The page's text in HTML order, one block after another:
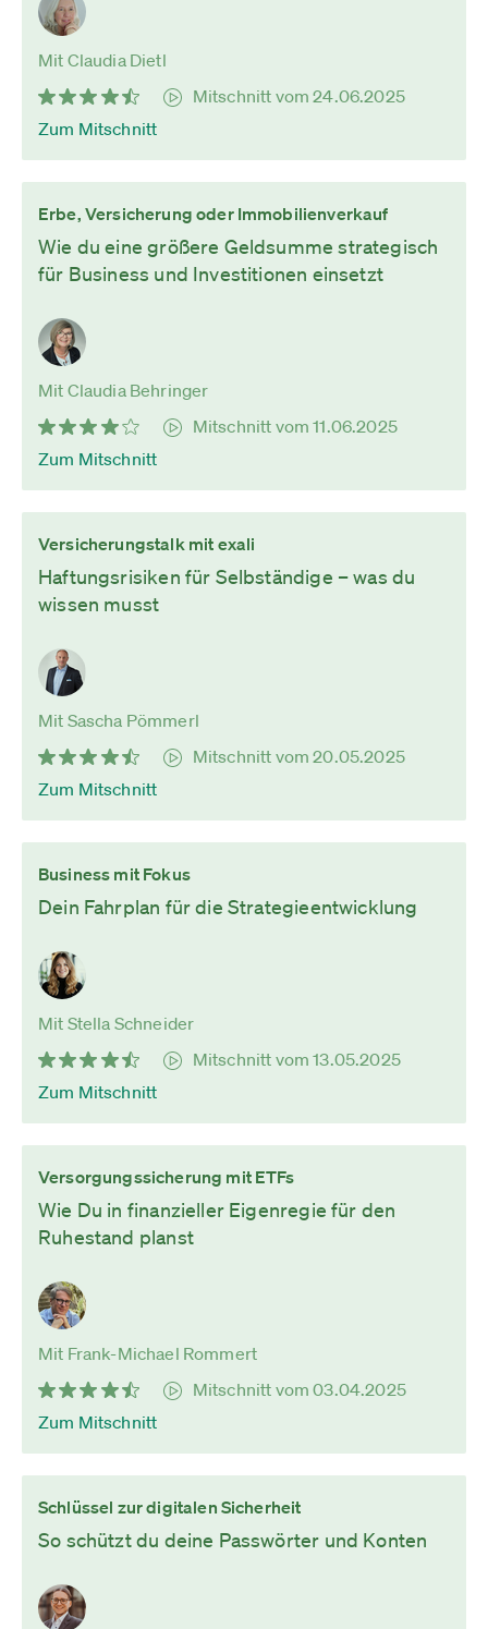
Mit Claudia Dietl
Mitschnitt vom 24.06.2025
Zum Mitschnitt
Erbe, Versicherung oder Immobilienverkauf
Wie du eine größere Geldsumme strategisch
für Business und Investitionen einsetzt
Mit Claudia Behringer
Mitschnitt vom 11.06.2025
Zum Mitschnitt
Versicherungstalk mit exali
Haftungsrisiken für Selbständige – was du
wissen musst
Mit Sascha Pömmerl
Mitschnitt vom 20.05.2025
Zum Mitschnitt
Business mit Fokus
Dein Fahrplan für die Strategieentwicklung
Mit Stella Schneider
Mitschnitt vom 13.05.2025
Zum Mitschnitt
Versorgungssicherung mit ETFs
Wie Du in finanzieller Eigenregie für den
Ruhestand planst
Mit Frank-Michael Rommert
Mitschnitt vom 03.04.2025
Zum Mitschnitt
Schlüssel zur digitalen Sicherheit
So schützt du deine Passwörter und Konten